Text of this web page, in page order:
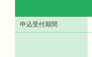
申込受付期間